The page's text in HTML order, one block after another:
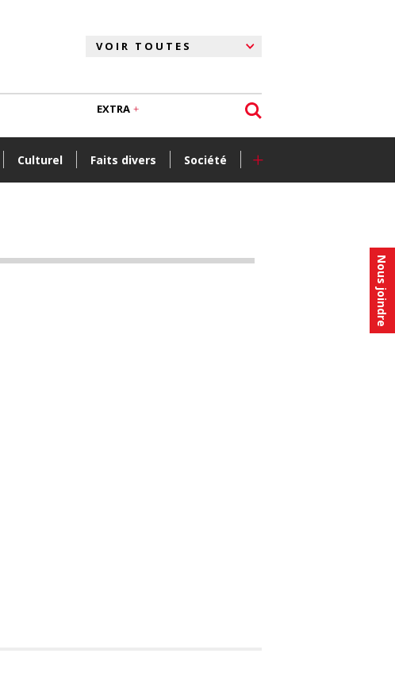
Nous joindre
Culturel Faits divers Société +
EXTRA